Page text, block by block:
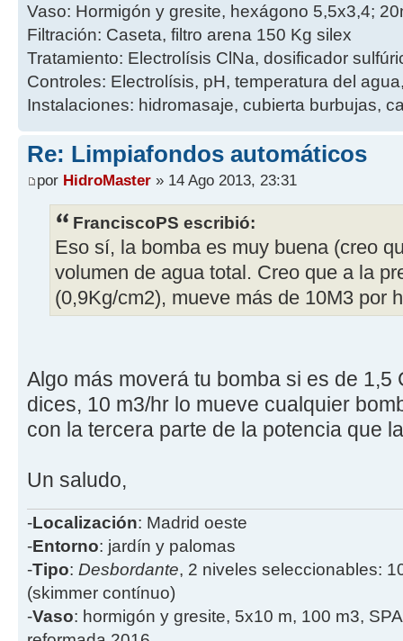
Vaso: Hormigón y gresite, hexágono 5,5x3,4;
Filtración: Caseta, filtro arena 150 Kg silex
Tratamiento: Electrolísis ClNa, dosificador
Controles: Electrolísis, pH, temperatura del
Instalaciones: hidromasaje, cubierta burbujas,
Re: Limpiafondos automáticos
por HidroMaster » 14 Ago 2013, 23:31
FranciscoPS escribió:
Eso sí, la bomba es muy buena (creo
volumen de agua total. Creo que a la
(0,9Kg/cm2), mueve más de 10M3 por
Algo más moverá tu bomba si es de 1,5
dices, 10 m3/hr lo mueve cualquier
con la tercera parte de la potencia que
Un saludo,
-Localización: Madrid oeste
-Entorno: jardín y palomas
-Tipo: Desbordante, 2 niveles seleccionables:
(skimmer contínuo)
-Vaso: hormigón y gresite, 5x10 m, 100 m3,